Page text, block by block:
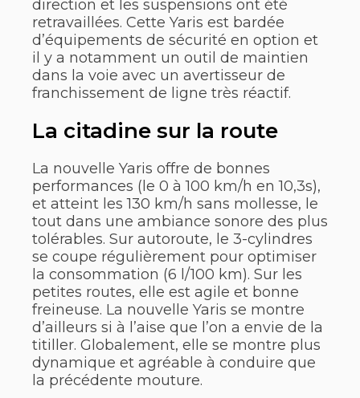
direction et les suspensions ont été
retravaillées. Cette Yaris est bardée
d’équipements de sécurité en option et
il y a notamment un outil de maintien
dans la voie avec un avertisseur de
franchissement de ligne très réactif.
La citadine sur la route
La nouvelle Yaris offre de bonnes
performances (le 0 à 100 km/h en 10,3s),
et atteint les 130 km/h sans mollesse, le
tout dans une ambiance sonore des plus
tolérables. Sur autoroute, le 3-cylindres
se coupe régulièrement pour optimiser
la consommation (6 l/100 km). Sur les
petites routes, elle est agile et bonne
freineuse. La nouvelle Yaris se montre
d’ailleurs si à l’aise que l’on a envie de la
titiller. Globalement, elle se montre plus
dynamique et agréable à conduire que
la précédente mouture.